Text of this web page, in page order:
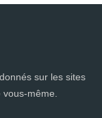
sur les sites
vous-même.